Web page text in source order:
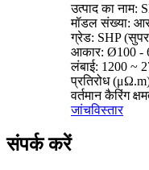
उत्पाद का नाम:
मॉडल संख्या:
ग्रेड: SHP (सुपर
आकार: Ø100 -
लंबाई: 1200 ~
प्रतिरोध
वर्तमान कैरिंग
जांचविस्तार
संपर्क करें